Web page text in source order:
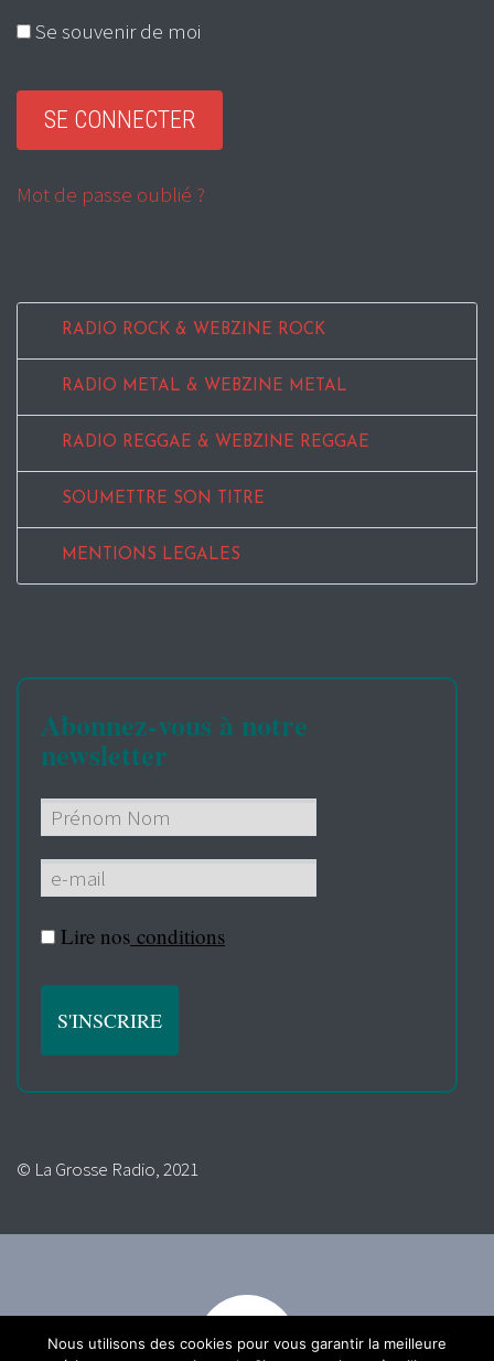
Se souvenir de moi
Mot de passe oublié ?
RADIO ROCK & WEBZINE ROCK
RADIO METAL & WEBZINE METAL
RADIO REGGAE & WEBZINE REGGAE
SOUMETTRE SON TITRE
MENTIONS LEGALES
Abonnez-vous à notre
newsletter
Lire nos conditions
© La Grosse Radio, 2021
Nous utilisons des cookies pour vous garantir la meilleure